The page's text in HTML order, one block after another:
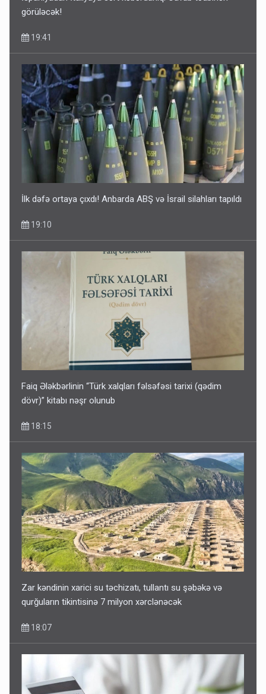
görüləcək!
19:41
İlk dəfə ortaya çıxdı! Anbarda ABŞ və İsrail silahları tapıldı
19:10
Faiq Ələkbərlinin “Türk xalqları fəlsəfəsi tarixi (qədim
dövr)” kitabı nəşr olunub
18:15
Zar kəndinin xarici su təchizatı, tullantı su şəbəkə və
qurğuların tikintisinə 7 milyon xərclənəcək
18:07